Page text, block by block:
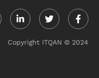
in f
Copyright ITQAN © 2024